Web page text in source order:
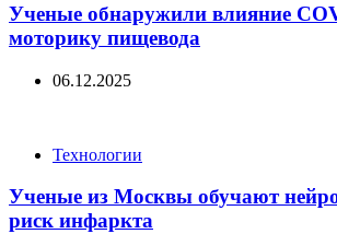
Ученые обнаружили влияние
моторику пищевода
06.12.2025
CategoriesТехнологии
Ученые из Москвы обучают
риск инфаркта